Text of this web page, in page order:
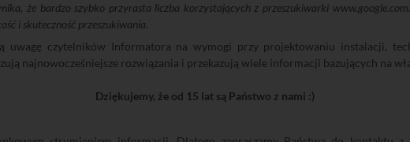
że bardzo szybko przyrasta liczba korzystających z przeszukiwarki
i skuteczność przeszukiwania.
uwagę czytelników Informatora na wymogi przy projektowaniu instalacji,
najnowocześniejsze rozwiązania i przekazują wiele informacji bazujących na
Dziękujemy, że od 15 lat są Państwo z nami :)